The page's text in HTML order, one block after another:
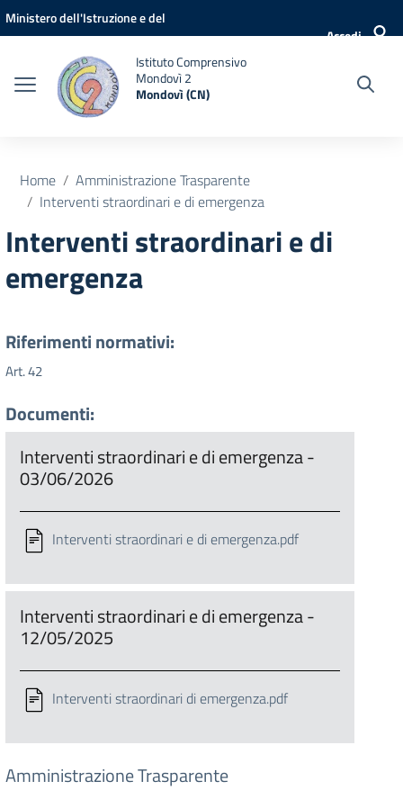
Vai ai contenuti
Vai al menu di navigazione
Vai al footer
Ministero dell'Istruzione e del
Accedi
Istituto Comprensivo
Mondovì 2
Mondovì (CN)
Home
Amministrazione Trasparente
Interventi straordinari e di emergenza
Interventi straordinari e di
emergenza
Riferimenti normativi:
Art. 42
Documenti:
Interventi straordinari e di emergenza -
03/06/2026
Interventi straordinari e di emergenza.pdf
Interventi straordinari e di emergenza -
12/05/2025
Interventi straordinari di emergenza.pdf
Amministrazione Trasparente